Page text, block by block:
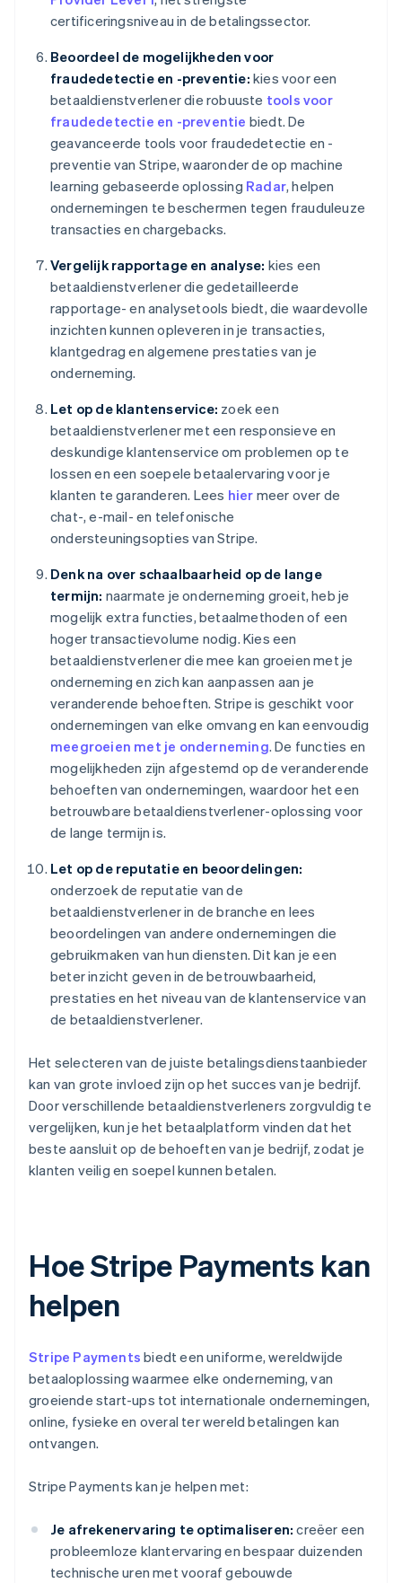
certificeringsniveau in de betalingssector.
Beoordeel de mogelijkheden voor
fraudedetectie en -preventie: kies voor een
betaaldienstverlener die robuuste tools voor
fraudedetectie en -preventie biedt. De
geavanceerde tools voor fraudedetectie en -
preventie van Stripe, waaronder de op machine
learning gebaseerde oplossing Radar, helpen
ondernemingen te beschermen tegen frauduleuze
transacties en chargebacks.
Vergelijk rapportage en analyse: kies een
betaaldienstverlener die gedetailleerde
rapportage- en analysetools biedt, die waardevolle
inzichten kunnen opleveren in je transacties,
klantgedrag en algemene prestaties van je
onderneming.
Let op de klantenservice: zoek een
betaaldienstverlener met een responsieve en
deskundige klantenservice om problemen op te
lossen en een soepele betaalervaring voor je
klanten te garanderen. Lees hier meer over de
chat-, e-mail- en telefonische
ondersteuningsopties van Stripe.
Denk na over schaalbaarheid op de lange
termijn: naarmate je onderneming groeit, heb je
mogelijk extra functies, betaalmethoden of een
hoger transactievolume nodig. Kies een
betaaldienstverlener die mee kan groeien met je
onderneming en zich kan aanpassen aan je
veranderende behoeften. Stripe is geschikt voor
ondernemingen van elke omvang en kan eenvoudig
meegroeien met je onderneming. De functies en
mogelijkheden zijn afgestemd op de veranderende
behoeften van ondernemingen, waardoor het een
betrouwbare betaaldienstverlener-oplossing voor
de lange termijn is.
Let op de reputatie en beoordelingen:
onderzoek de reputatie van de
betaaldienstverlener in de branche en lees
beoordelingen van andere ondernemingen die
gebruikmaken van hun diensten. Dit kan je een
beter inzicht geven in de betrouwbaarheid,
prestaties en het niveau van de klantenservice van
de betaaldienstverlener.
Het selecteren van de juiste betalingsdienstaanbieder
kan van grote invloed zijn op het succes van je bedrijf.
Door verschillende betaaldienstverleners zorgvuldig te
vergelijken, kun je het betaalplatform vinden dat het
beste aansluit op de behoeften van je bedrijf, zodat je
klanten veilig en soepel kunnen betalen.
Hoe Stripe Payments kan
helpen
Stripe Payments biedt een uniforme, wereldwijde
betaaloplossing waarmee elke onderneming, van
groeiende start-ups tot internationale ondernemingen,
online, fysieke en overal ter wereld betalingen kan
ontvangen.
Stripe Payments kan je helpen met:
Je afrekenervaring te optimaliseren: creëer een
probleemloze klantervaring en bespaar duizenden
technische uren met vooraf gebouwde